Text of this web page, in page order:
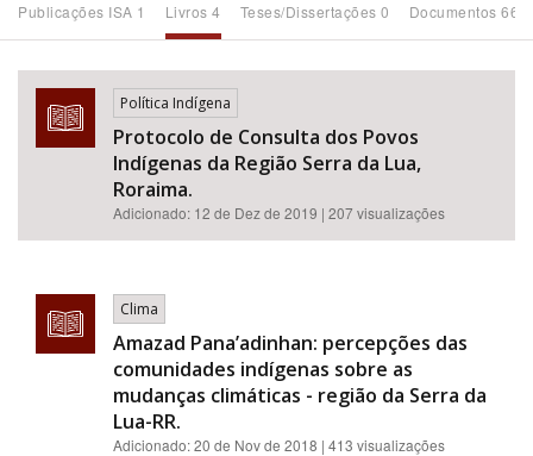
Subtema
Área de Levantamento
Área Protegida
BUSCAR
Publicações ISA 1 Livros 4 Teses/Dissertações 0 Documentos 66
Política Indígena
Protocolo de Consulta dos Povos
Indígenas da Região Serra da Lua,
Roraima.
Adicionado: 12 de Dez de 2019 | 207 visualizações
Clima
Amazad Pana’adinhan: percepções das
comunidades indígenas sobre as
mudanças climáticas - região da Serra da
Lua-RR.
Adicionado:20 de Nov de 2018 | 413 visualizações